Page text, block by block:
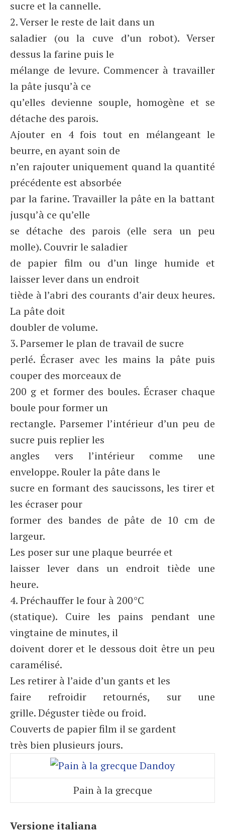
sucre et la cannelle.
2. Verser le reste de lait dans un
saladier (ou la cuve d’un robot). Verser
dessus la farine puis le
mélange de levure. Commencer à travailler
la pâte jusqu’à ce
qu’elles devienne souple, homogène et se
détache des parois.
Ajouter en 4 fois tout en mélangeant le
beurre, en ayant soin de
n’en rajouter uniquement quand la quantité
précédente est absorbée
par la farine. Travailler la pâte en la battant
jusqu’à ce qu’elle
se détache des parois (elle sera un peu
molle). Couvrir le saladier
de papier film ou d’un linge humide et
laisser lever dans un endroit
tiède à l’abri des courants d’air deux heures.
La pâte doit
doubler de volume.
3. Parsemer le plan de travail de sucre
perlé. Écraser avec les mains la pâte puis
couper des morceaux de
200 g et former des boules. Écraser chaque
boule pour former un
rectangle. Parsemer l’intérieur d’un peu de
sucre puis replier les
angles vers l’intérieur comme une
enveloppe. Rouler la pâte dans le
sucre en formant des saucissons, les tirer et
les écraser pour
former des bandes de pâte de 10 cm de
largeur.
Les poser sur une plaque beurrée et
laisser lever dans un endroit tiède une
heure.
4. Préchauffer le four à 200°C
(statique). Cuire les pains pendant une
vingtaine de minutes, il
doivent dorer et le dessous doit être un peu
caramélisé.
Les retirer à l’aide d’un gants et les
faire refroidir retournés, sur une
grille. Déguster tiède ou froid.
Couverts de papier film il se gardent
très bien plusieurs jours.
Pain à la grecque
Versione italiana